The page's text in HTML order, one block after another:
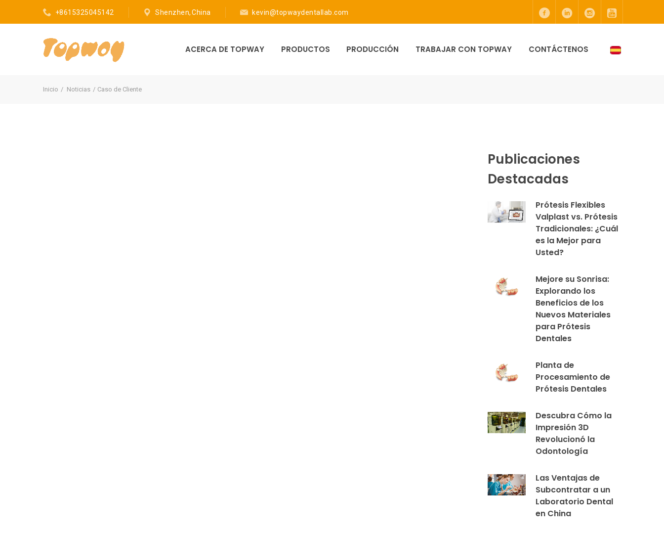
+8615325045142 Shenzhen, China kevin@topwaydentallab.com
ACERCA DE TOPWAY PRODUCTOS PRODUCCIÓN TRABAJAR CON TOPWAY CONTÁCTENOS
Inicio Noticias Caso de Cliente
Publicaciones
Destacadas
Prótesis Flexibles
Valplast vs. Prótesis
Tradicionales: ¿Cuál
es la Mejor para
Usted?
Mejore su Sonrisa:
Explorando los
Beneficios de los
Nuevos Materiales
para Prótesis
Dentales
Planta de
Procesamiento de
Prótesis Dentales
Descubra Cómo la
Impresión 3D
Revolucionó la
Odontología
Las Ventajas de
Subcontratar a un
Laboratorio Dental
en China